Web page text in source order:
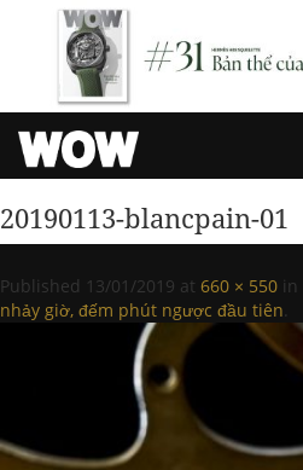
20190113-blancpain-01
Published 13/01/2019 at 660 × 550 in
nhảy giờ, đếm phút ngược đầu tiên.